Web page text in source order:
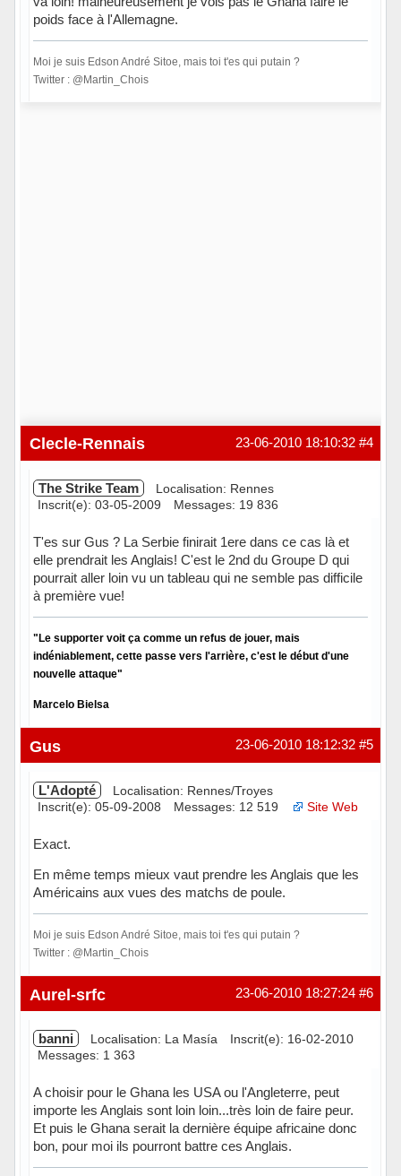
poids face à l'Allemagne.
Moi je suis Edson André Sitoe, mais toi t'es qui putain ?
Twitter : @Martin_Chois
#4
23-06-2010 18:10:32
Clecle-Rennais
The Strike Team
Localisation: Rennes
Inscrit(e): 03-05-2009
Messages: 19 836
T'es sur Gus ? La Serbie finirait 1ere dans ce cas là et
elle prendrait les Anglais! C'est le 2nd du Groupe D qui
pourrait aller loin vu un tableau qui ne semble pas difficile
à première vue!
"Le supporter voit ça comme un refus de jouer, mais
indéniablement, cette passe vers l'arrière, c'est le début d'une
nouvelle attaque"
Marcelo Bielsa
Hors ligne #5
23-06-2010 18:12:32
Gus
L'Adopté
Localisation: Rennes/Troyes
Inscrit(e): 05-09-2008
Messages: 12 519 Site Web
Exact.
En même temps mieux vaut prendre les Anglais que les
Américains aux vues des matchs de poule.
Moi je suis Edson André Sitoe, mais toi t'es qui putain ?
Twitter : @Martin_Chois
Hors ligne #6
23-06-2010 18:27:24
Aurel-srfc
banni Localisation: La Masía
Inscrit(e): 16-02-2010
Messages: 1 363
A choisir pour le Ghana les USA ou l'Angleterre, peut
importe les Anglais sont loin loin...très loin de faire peur.
Et puis le Ghana serait la dernière équipe africaine donc
bon, pour moi ils pourront battre ces Anglais.